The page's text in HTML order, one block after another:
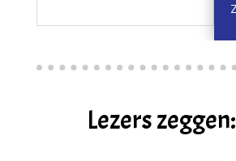
Lezers zeggen: